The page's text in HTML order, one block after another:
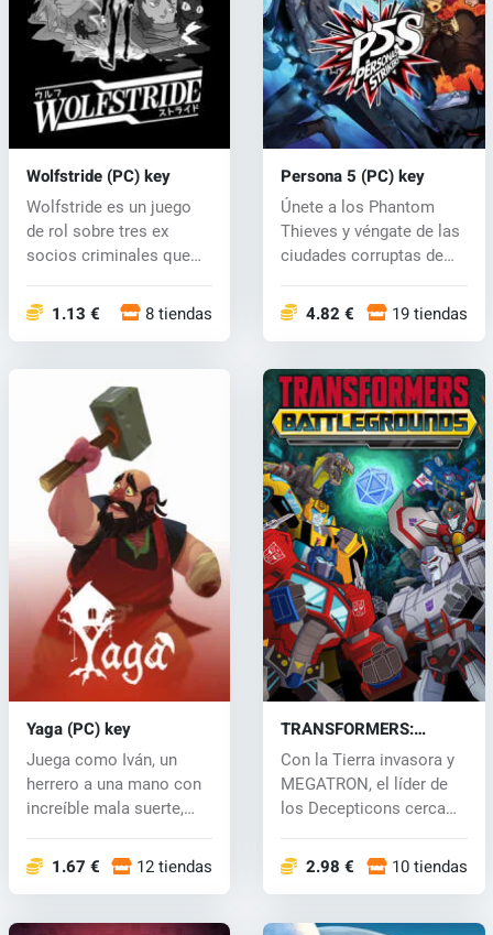
Wolfstride (PC) key
Wolfstride es un juego
de rol sobre tres ex
socios criminales que
1.13 € 8 tiendas
Persona 5 (PC) key
Únete a los Phantom
Thieves y véngate de las
ciudades corruptas de
4.82 € 19 tiendas
Yaga (PC) key
Juega como Iván, un
herrero a una mano con
increíble mala suerte,
1.67 € 12 tiendas
TRANSFORMERS:
BATTLEGROUNDS (PC)
key
Con la Tierra invasora y
MEGATRON, el líder de
los Decepticons cerca
2.98 € 10 tiendas